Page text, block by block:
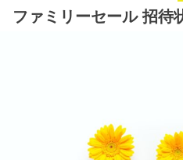
ファミリーセール 招待